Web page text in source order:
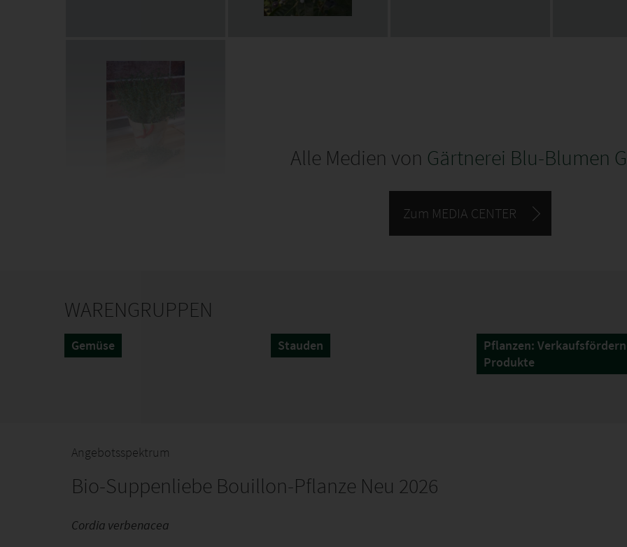
Alle Medien von Gärtnerei Blu-Blumen
Zum MEDIA CENTER
WARENGRUPPEN
Gemüse Stauden
Pflanzen:
Produkte
Angebotsspektrum
Bio-Suppenliebe Bouillon-Pflanze Neu 2026
Cordia verbenacea